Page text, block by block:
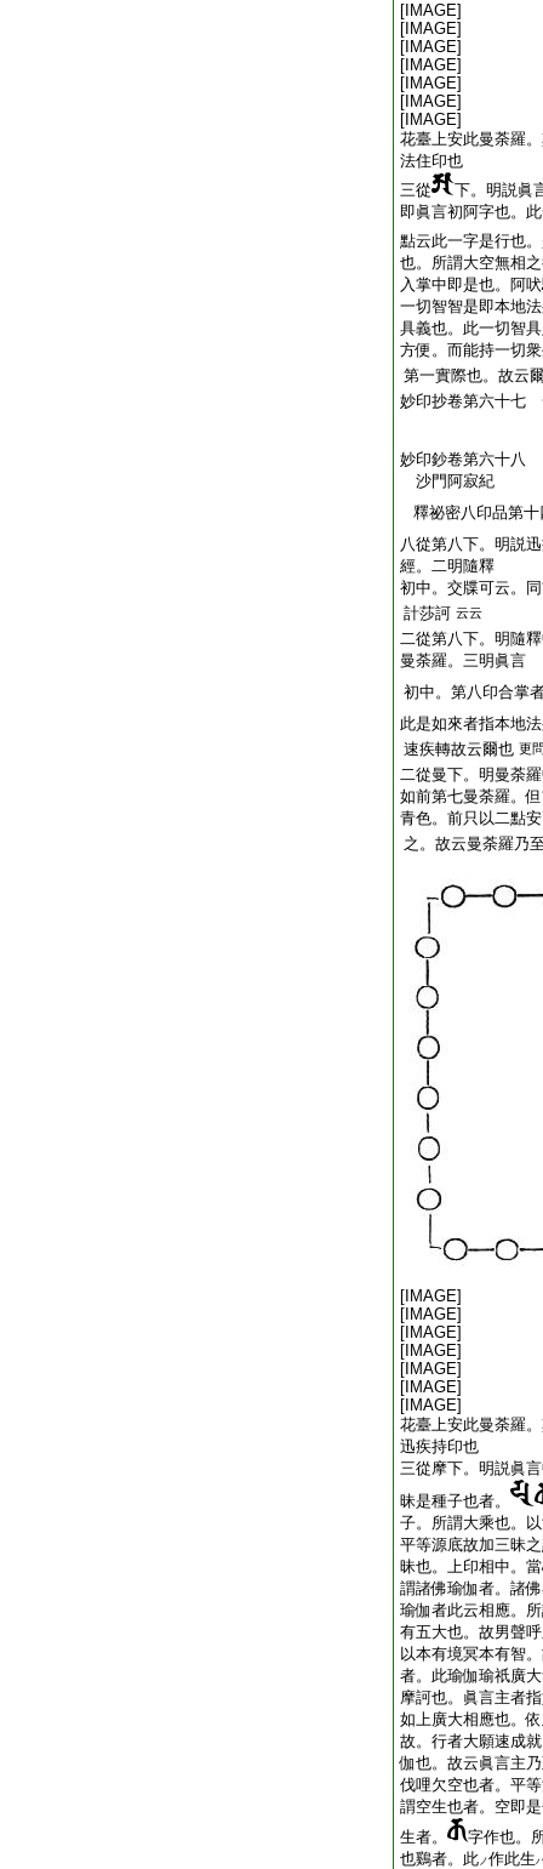
[IMAGE]
[IMAGE]
[IMAGE]
[IMAGE]
[IMAGE]
[IMAGE]
[IMAGE]
花臺上安此曼荼羅
法住印也
三從
下。明説眞
即眞言初阿字也。
點云此一字是行也
也。所謂大空無相
入掌中即是也。阿
一切智智是即本地
具義也。此一切智
方便。而能持一切
第一實際也。故云
妙印抄卷第六十七
妙印鈔卷第六十八
沙門阿寂紀
釋祕密八印品第十
八從第八下。明説
經。二明隨釋
初中。交牒可云。
計莎訶 云云
二從第八下。明隨
曼荼羅。三明眞言
初中。第八印合掌
此是如來者指本地
速疾轉故云爾也 更
二從曼下。明曼荼
如前第七曼荼羅。
青色。前只以二點
之。故云曼荼羅乃
[IMAGE]
[IMAGE]
[IMAGE]
[IMAGE]
[IMAGE]
[IMAGE]
[IMAGE]
花臺上安此曼荼羅
迅疾持印也
三從摩下。明説眞
昧是種子也者。
子。所謂大乘也。
平等源底故加三昧
昧也。上印相中。
謂諸佛瑜伽者。諸
瑜伽者此云相應。
有五大也。故男聲
以本有境冥本有智
者。此瑜伽瑜祇廣
摩訶也。眞言主者
如上廣大相應也。
故。行者大願速成
伽也。故云眞言主
伐哩欠空也者。平
謂空生也者。空即
生者。
字作也。
也鷄者。此ノ作此生